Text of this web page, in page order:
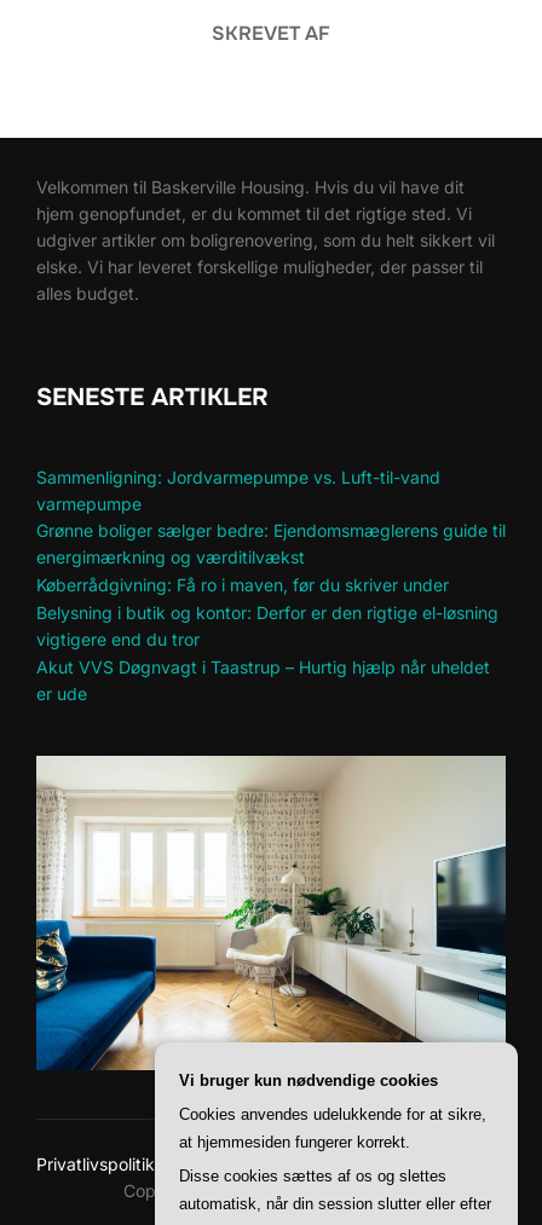
SKREVET AF
Velkommen til Baskerville Housing. Hvis du vil have dit
hjem genopfundet, er du kommet til det rigtige sted. Vi
udgiver artikler om boligrenovering, som du helt sikkert vil
elske. Vi har leveret forskellige muligheder, der passer til
alles budget.
SENESTE ARTIKLER
Sammenligning: Jordvarmepumpe vs. Luft-til-vand
varmepumpe
Grønne boliger sælger bedre: Ejendomsmæglerens guide til
energimærkning og værditilvækst
Køberrådgivning: Få ro i maven, før du skriver under
Belysning i butik og kontor: Derfor er den rigtige el-løsning
vigtigere end du tror
Akut VVS Døgnvagt i Taastrup – Hurtig hjælp når uheldet
er ude
Privatlivspolitik
Copyright © 2026 Baskerville Boliger
Vi bruger kun nødvendige cookies
Cookies anvendes udelukkende for at sikre,
at hjemmesiden fungerer korrekt.
Disse cookies sættes af os og slettes
automatisk, når din session slutter eller efter